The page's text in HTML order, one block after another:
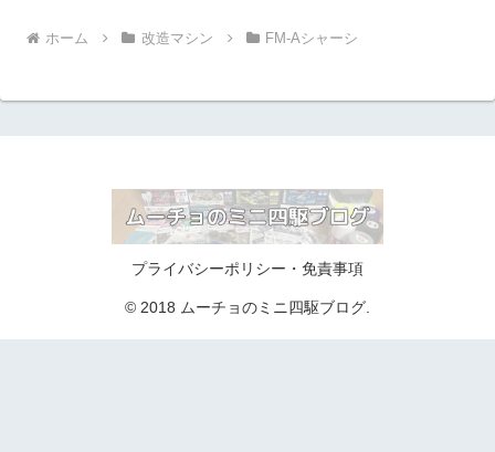
ホーム 改造マシン FM-Aシャーシ
プライバシーポリシー・免責事項
© 2018 ムーチョのミニ四駆ブログ.